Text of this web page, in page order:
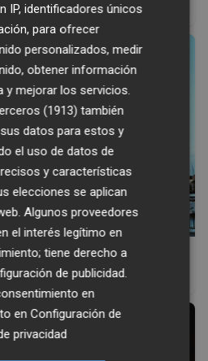
el bostezo es contagioso
todos los esquemas
IP, identificadores únicos
para ofrecer
personalizados, medir
obtener información
y mejorar los servicios.
(1913) también
datos para estos y
el uso de datos de
y características
elecciones se aplican
Algunos proveedores
el interés legítimo en
tiene derecho a
de publicidad.
en
enConfiguración de
privacidad